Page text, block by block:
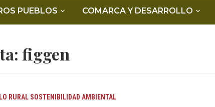
PUEBLOS COMARCA Y DESARROLLO
figgen
RURAL SOSTENIBILIDAD AMBIENTAL